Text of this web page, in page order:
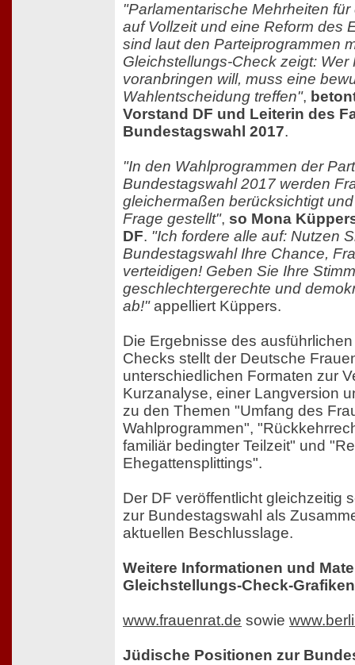
"Parlamentarische Mehrheiten
auf Vollzeit und eine Reform des
sind laut den Parteiprogrammen
Gleichstellungs-Check zeigt: Wer
voranbringen will, muss eine
Wahlentscheidung treffen",
Vorstand DF und Leiterin des
Bundestagswahl 2017.
"In den Wahlprogrammen der
Bundestagswahl 2017 werden
gleichermaßen berücksichtigt
Frage gestellt", so Mona
DF. "Ich fordere alle auf: Nutzen
Bundestagswahl Ihre Chance,
verteidigen! Geben Sie Ihre
geschlechtergerechte und
ab!"appelliert Küppers.
Die Ergebnisse des
Checks stellt der Deutsche
unterschiedlichen Formaten zur
Kurzanalyse, einer Langversion
zu den Themen "Umfang des
Wahlprogrammen",
familiär bedingter Teilzeit" und
Ehegattensplittings".
Der DF veröffentlicht gleichzeitig
zur Bundestagswahl als
aktuellen Beschlusslage.
Weitere Informationen und
Gleichstellungs-Check-
www.frauenrat.de sowie
Jüdische Positionen zur